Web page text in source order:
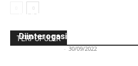
TERPOPULER
Ini Kronologinya! Diduga
Diinterogasi Aparat Polres
- 30/09/2022